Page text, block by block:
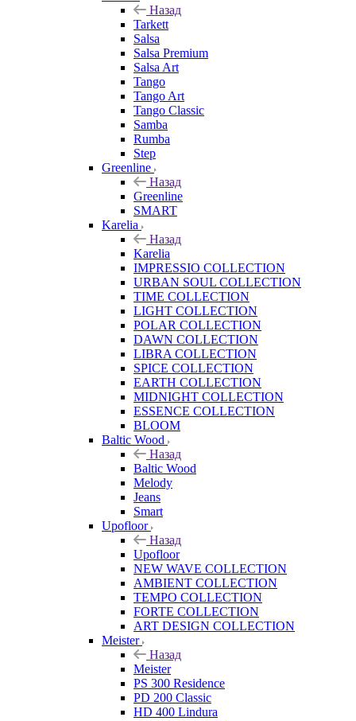
Назад
Tarkett
Salsa
Salsa Premium
Salsa Art
Tango
Tango Art
Tango Classic
Samba
Rumba
Step
Greenline
Назад
Greenline
SMART
Karelia
Назад
Karelia
IMPRESSIO COLLECTION
URBAN SOUL COLLECTION
TIME COLLECTION
LIGHT COLLECTION
POLAR COLLECTION
DAWN COLLECTION
LIBRA COLLECTION
SPICE COLLECTION
EARTH COLLECTION
MIDNIGHT COLLECTION
ESSENCE COLLECTION
BLOOM
Baltic Wood
Назад
Baltic Wood
Melody
Jeans
Smart
Upofloor
Назад
Upofloor
NEW WAVE COLLECTION
AMBIENT COLLECTION
TEMPO COLLECTION
FORTE COLLECTION
ART DESIGN COLLECTION
Meister
Назад
Meister
PS 300 Residence
PD 200 Classic
HD 400 Lindura